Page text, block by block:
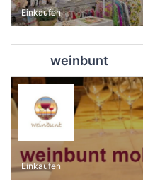
Einkaufen
weinbunt
Einkaufen